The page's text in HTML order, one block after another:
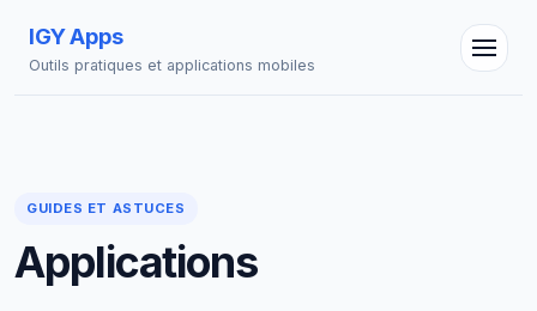
IGY Apps
Outils pratiques et applications mobiles
GUIDES ET ASTUCES
Applications
Assistant IGY
En ligne — Posez vos questions